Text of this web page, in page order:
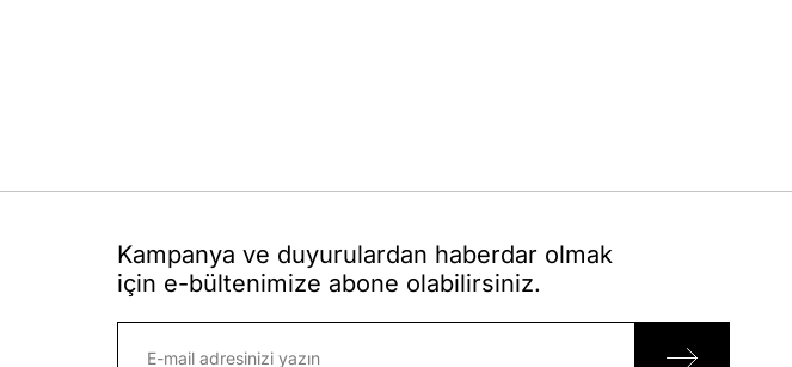
Kampanya ve duyurulardan haberdar olmak
için e-bültenimize abone olabilirsiniz.